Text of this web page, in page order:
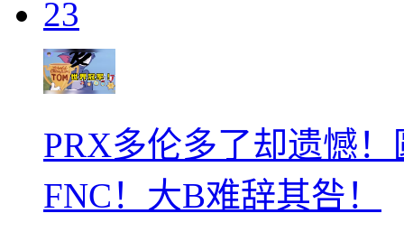
23
PRX多伦多了却遗憾
FNC！大B难辞其咎！